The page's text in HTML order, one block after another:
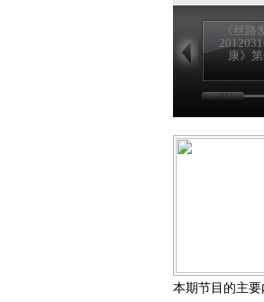
《丝路
康》
本期节目的主